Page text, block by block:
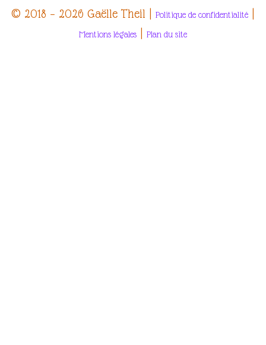
© 2018 – 2026 Gaëlle Theil | Politique de confidentialité
Mentions légales Plan du site